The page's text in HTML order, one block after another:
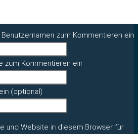
zum Kommentieren ein
zum Kommentieren ein
(optional)
und Website in diesem Browser für